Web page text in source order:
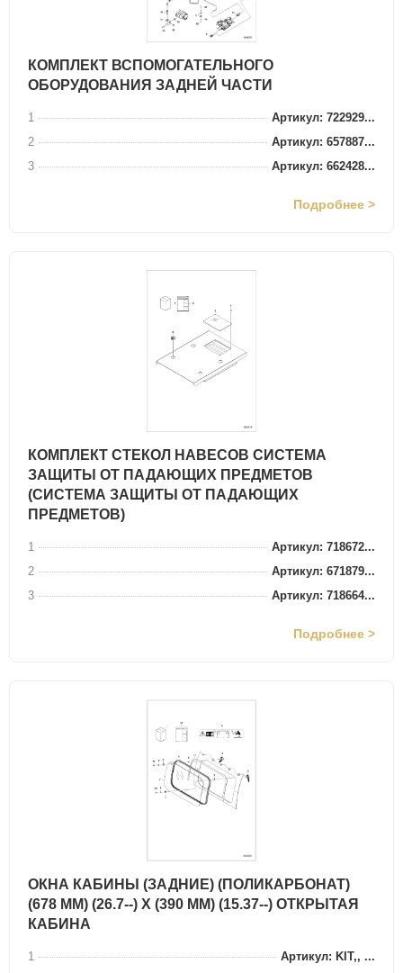
КОМПЛЕКТ ВСПОМОГАТЕЛЬНОГО
ОБОРУДОВАНИЯ ЗАДНЕЙ ЧАСТИ
1
Артикул: 722929...
2
Артикул: 657887...
3
Артикул: 662428...
Подробнее >
КОМПЛЕКТ СТЕКОЛ НАВЕСОВ СИСТЕМА
ЗАЩИТЫ ОТ ПАДАЮЩИХ ПРЕДМЕТОВ
(СИСТЕМА ЗАЩИТЫ ОТ ПАДАЮЩИХ
ПРЕДМЕТОВ)
1
Артикул: 718672...
2
Артикул: 671879...
3
Артикул: 718664...
Подробнее >
ОКНА КАБИНЫ (ЗАДНИЕ) (ПОЛИКАРБОНАТ)
(678 ММ) (26.7--) X (390 ММ) (15.37--) ОТКРЫТАЯ
КАБИНА
1 Артикул: KIT,, ...